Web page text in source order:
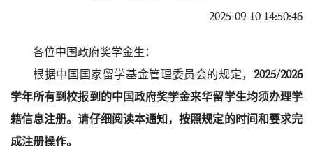
2025-09-10 14:50:46
各位中国政府奖学金生：
根据中国国家留学基金管理委员会的规定， 2025/2026
学年所有到校报到的中国政府奖学金来华留学生均须办理学
籍信息注册。请仔细阅读本通知，按照规定的时间和要求完
成注册操作。